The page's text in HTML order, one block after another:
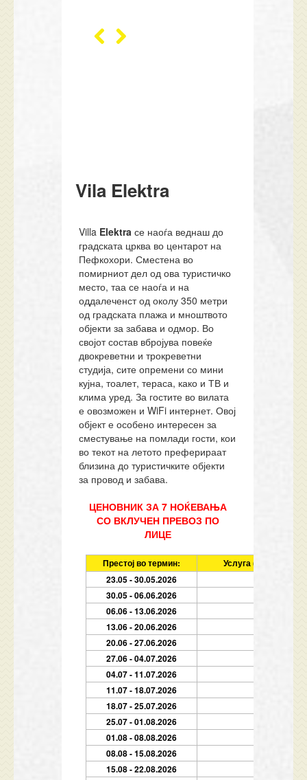
Vila Elektra
Villa Elektra се наоѓа веднаш до
градската црква во центарот на
Пефкохори. Сместена во
помирниот дел од ова туристичко
место, таа се наоѓа и на
оддалеченст од околу 350 метри
од градската плажа и мноштвото
објекти за забава и одмор. Во
својот состав вбројува повеќе
двокреветни и трокреветни
студија, сите опремени со мини
кујна, тоалет, тераса, како и ТВ и
клима уред. За гостите во вилата
е овозможен и WiFi интернет. Овој
објект е особено интересен за
сместување на помлади гости, кои
во текот на летото преферираат
близина до туристичките објекти
за провод и забава.
ЦЕНОВНИК ЗА 7 НОЌЕВАЊА
СО ВКЛУЧЕН ПРЕВОЗ ПО
ЛИЦЕ
Престој во термин: Услуга (7 ноќевања
23.05 - 30.05.2026
30.05 - 06.06.2026
06.06 - 13.06.2026
13.06 - 20.06.2026
20.06 - 27.06.2026
27.06 - 04.07.2026
04.07 - 11.07.2026
11.07 - 18.07.2026
18.07 - 25.07.2026
25.07 - 01.08.2026
01.08 - 08.08.2026
08.08 - 15.08.2026
15.08 - 22.08.2026